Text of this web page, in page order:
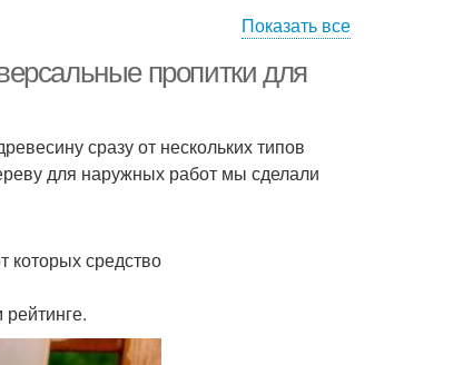
Показать все
пропитки для
сразу от нескольких типов
для наружных работ мы сделали
которых средство